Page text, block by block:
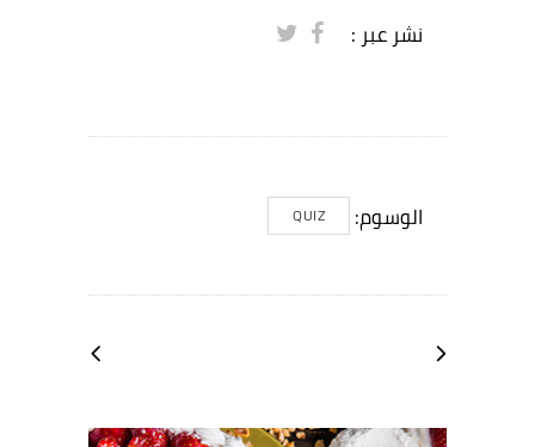
نشر عبر :
الوسوم: QUIZ